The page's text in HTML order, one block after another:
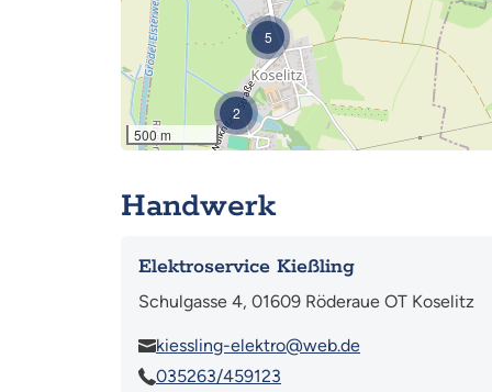
2
5
500 m
Handwerk
Elektroservice Kießling
Schulgasse 4, 01609 Röderaue OT Koselitz
kiessling-elektro@web.de
035263/459123